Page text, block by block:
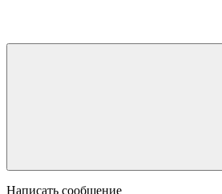
Написать сообщение